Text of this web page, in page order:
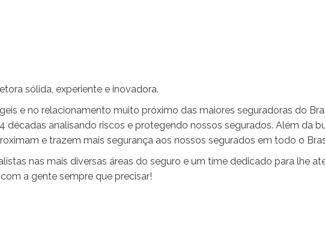
sólida, experiente e inovadora.
e no relacionamento muito próximo das maiores seguradoras do
décadas analisando riscos e protegendo nossos segurados. Além da
e trazem mais segurança aos nossos segurados em todo o
nas mais diversas áreas do seguro e um time dedicado para lhe
a gente sempre que precisar!